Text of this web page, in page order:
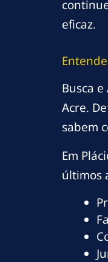
eficaz.
Busca
Acre.
sabem
Em
últimos